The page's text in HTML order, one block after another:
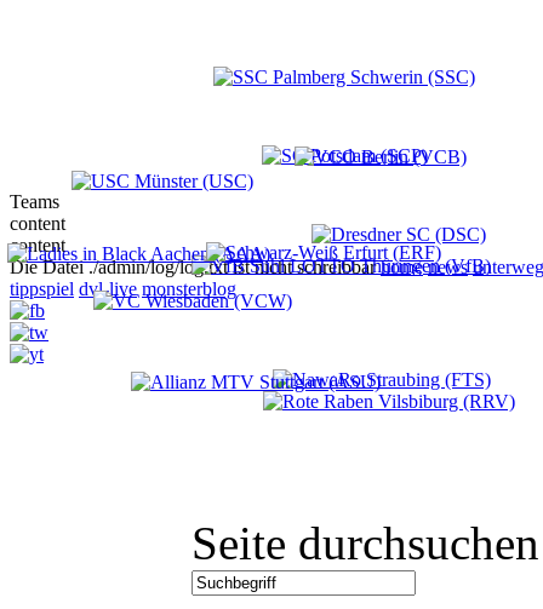
Teams
content
content
Die Datei ./admin/log/log.txt ist nicht schreibbarhome news
tippspiel dvl-live monsterblog
Seite durchsuchen